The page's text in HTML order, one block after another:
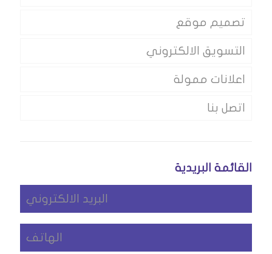
تصميم موقع
التسويق الالكتروني
اعلانات ممولة
اتصل بنا
القائمة البريدية